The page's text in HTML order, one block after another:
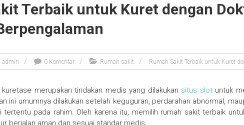
Terbaik untuk Kuret dengan
admin 0 Komentar Rumah sakit Rumah Sakit Terbaik untuk Kuret
merupakan tindakan medis yang dilakukan situs slotuntuk
ini umumnya dilakukan setelah keguguran, perdarahan abnormal,
tertentu pada rahim. Oleh karena itu, memilih rumah sakit terbaik
berjalan aman dan sesuai standar medis.